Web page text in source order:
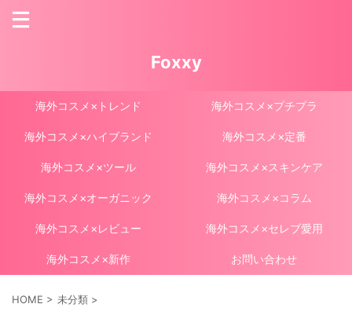
Foxxy
海外コスメ×トレンド 海外コスメ×プチプラ
海外コスメ×ハイブランド 海外コスメ×定番
海外コスメ×ツール 海外コスメ×スキンケア
海外コスメ×オーガニック 海外コスメ×コラム
海外コスメ×レビュー 海外コスメ×セレブ愛用
海外コスメ×新作 お問い合わせ
HOME > 未分類 >